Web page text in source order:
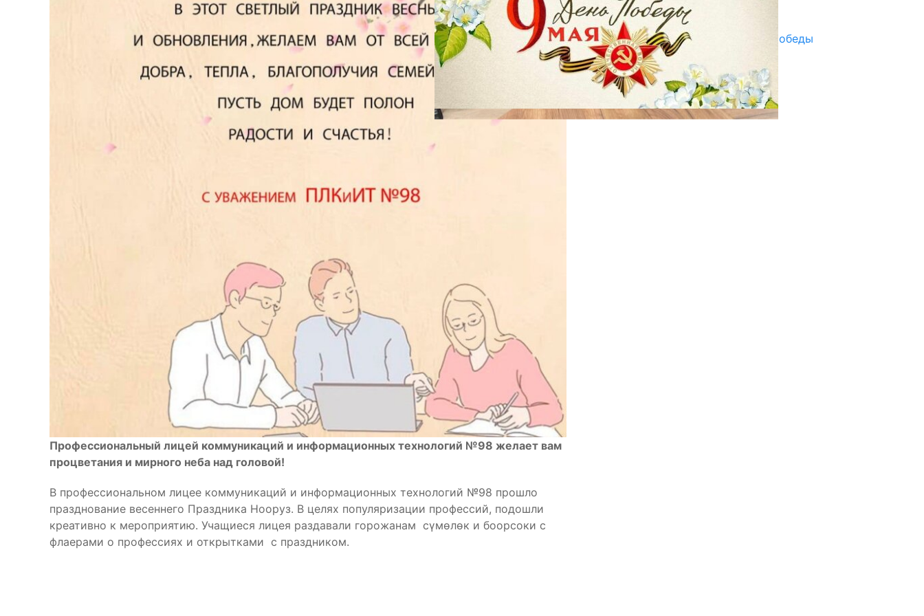
Профессиональный лицей коммуникаций и информационных технологий №98 желает вам
процветания и мирного неба над головой!
В профессиональном лицее коммуникаций и информационных технологий №98 прошло
празднование весеннего Праздника Нооруз. В целях популяризации профессий, подошли
креативно к мероприятию. Учащиеся лицея раздавали горожанам сүмөлөк и боорсоки с
флаерами о профессиях и открытками с праздником.
29.04.2025
Награды в преддверии Дня Победы
29.04.2025